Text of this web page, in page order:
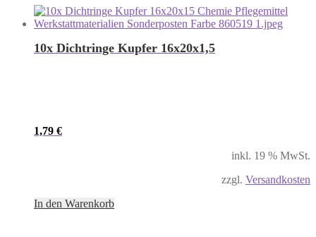
10x Dichtringe Kupfer 16x20x1,5
1,79 €
inkl. 19 % MwSt.
zzgl. Versandkosten
In den Warenkorb